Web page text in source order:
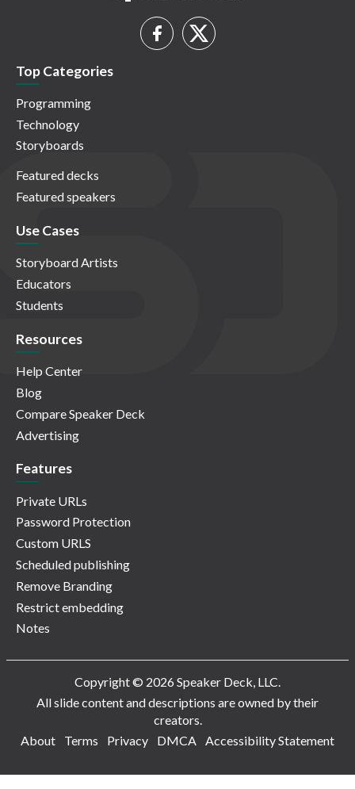
Top Categories
Programming
Technology
Storyboards
Featured decks
Featured speakers
Use Cases
Storyboard Artists
Educators
Students
Resources
Help Center
Blog
Compare Speaker Deck
Advertising
Features
Private URLs
Password Protection
Custom URLS
Scheduled publishing
Remove Branding
Restrict embedding
Notes
Copyright © 2026 Speaker Deck, LLC.
All slide content and descriptions are owned by their
creators.
About
Terms Privacy DMCA Accessibility Statement